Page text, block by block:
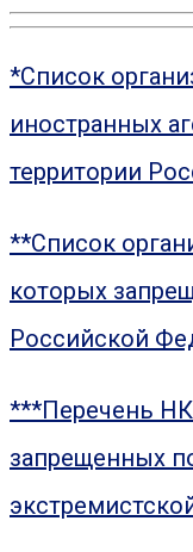
*Список
иностранных
территории
**Список
которых
Российской
***Перечень
запрещенных